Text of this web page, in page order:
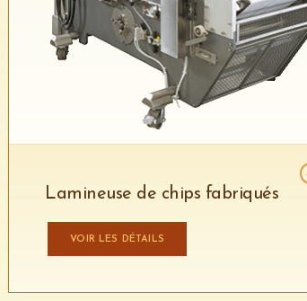
Lamineuse de chips fabriqués
VOIR LES DÉTAILS